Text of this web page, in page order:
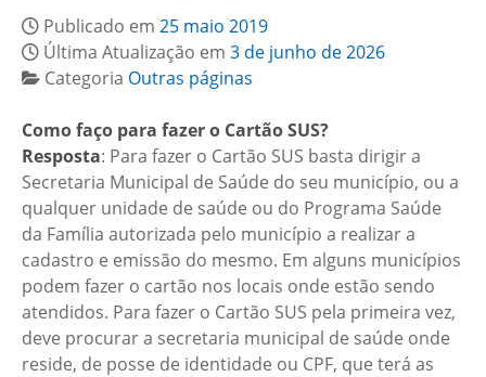
Publicado em 25 maio 2019
Última Atualização em 3 de junho de 2026
Categoria Outras páginas
Como faço para fazer o Cartão SUS?
Resposta: Para fazer o Cartão SUS basta dirigir a
Secretaria Municipal de Saúde do seu município, ou a
qualquer unidade de saúde ou do Programa Saúde
da Família autorizada pelo município a realizar a
cadastro e emissão do mesmo. Em alguns municípios
podem fazer o cartão nos locais onde estão sendo
atendidos. Para fazer o Cartão SUS pela primeira vez,
deve procurar a secretaria municipal de saúde onde
reside, de posse de identidade ou CPF, que terá as